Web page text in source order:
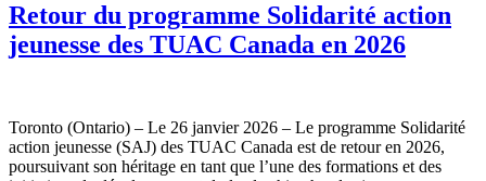
Retour du programme Solidarité action
jeunesse des TUAC Canada en 2026
Toronto (Ontario) – Le 26 janvier 2026 – Le programme Solidarité
action jeunesse (SAJ) des TUAC Canada est de retour en 2026,
poursuivant son héritage en tant que l’une des formations et des